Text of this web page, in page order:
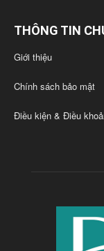
THÔNG TIN
Giới thiệu
Chính sách bảo mật
Điều kiện & Điều